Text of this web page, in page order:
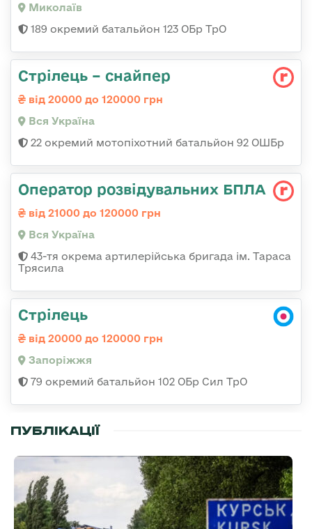
Миколаїв
189 окремий батальйон 123 ОБр ТрО
Стрілець – снайпер
від 20000 до 120000 грн
Вся Україна
22 окремий мотопіхотний батальйон 92 ОШБр
Оператор розвідувальних БПЛА
від 21000 до 120000 грн
Вся Україна
43-тя окрема артилерійська бригада ім. Тараса
Трясила
Стрілець
від 20000 до 120000 грн
Запоріжжя
79 окремий батальйон 102 ОБр Сил ТрО
ПУБЛІКАЦІЇ